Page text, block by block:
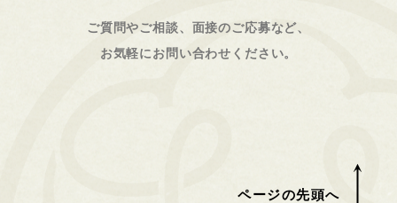
ご質問やご相談、面接のご応募など、
お気軽にお問い合わせください。
ページの先頭へ